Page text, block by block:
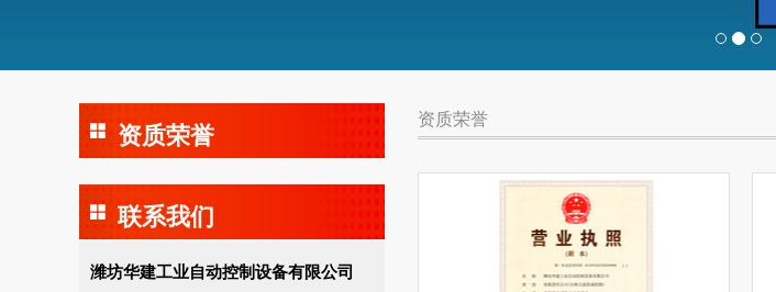
资质荣誉
联系我们
潍坊华建工业自动控制设备有限公司
资质荣誉